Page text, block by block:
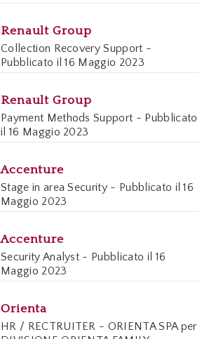
Renault Group
Collection Recovery Support -
Pubblicato il 16 Maggio 2023
Renault Group
Payment Methods Support - Pubblicato
il 16 Maggio 2023
Accenture
Stage in area Security - Pubblicato il 16
Maggio 2023
Accenture
Security Analyst - Pubblicato il 16
Maggio 2023
Orienta
HR / RECTRUITER - ORIENTA SPA per